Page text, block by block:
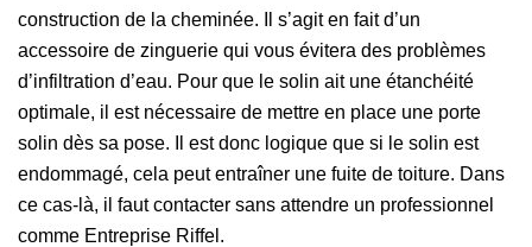
construction de la cheminée. Il s’agit en fait d’un
accessoire de zinguerie qui vous évitera des problèmes
d’infiltration d’eau. Pour que le solin ait une étanchéité
optimale, il est nécessaire de mettre en place une porte
solin dès sa pose. Il est donc logique que si le solin est
endommagé, cela peut entraîner une fuite de toiture. Dans
ce cas-là, il faut contacter sans attendre un professionnel
comme Entreprise Riffel.